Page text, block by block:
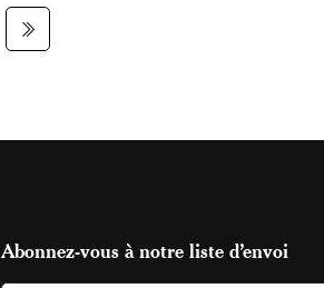
Abonnez-vous à notre liste d’envoi